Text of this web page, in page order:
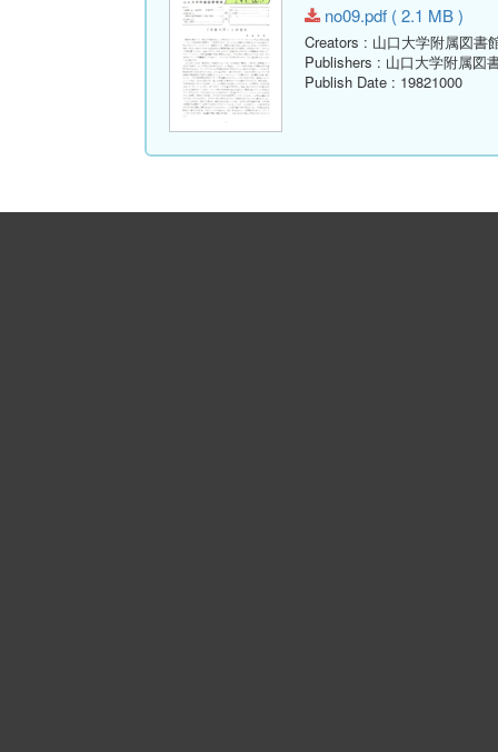
no09.pdf ( 2.1 MB )
Creators : 山口大学附属図書
Publishers : 山口大学附属図
Publish Date : 19821000